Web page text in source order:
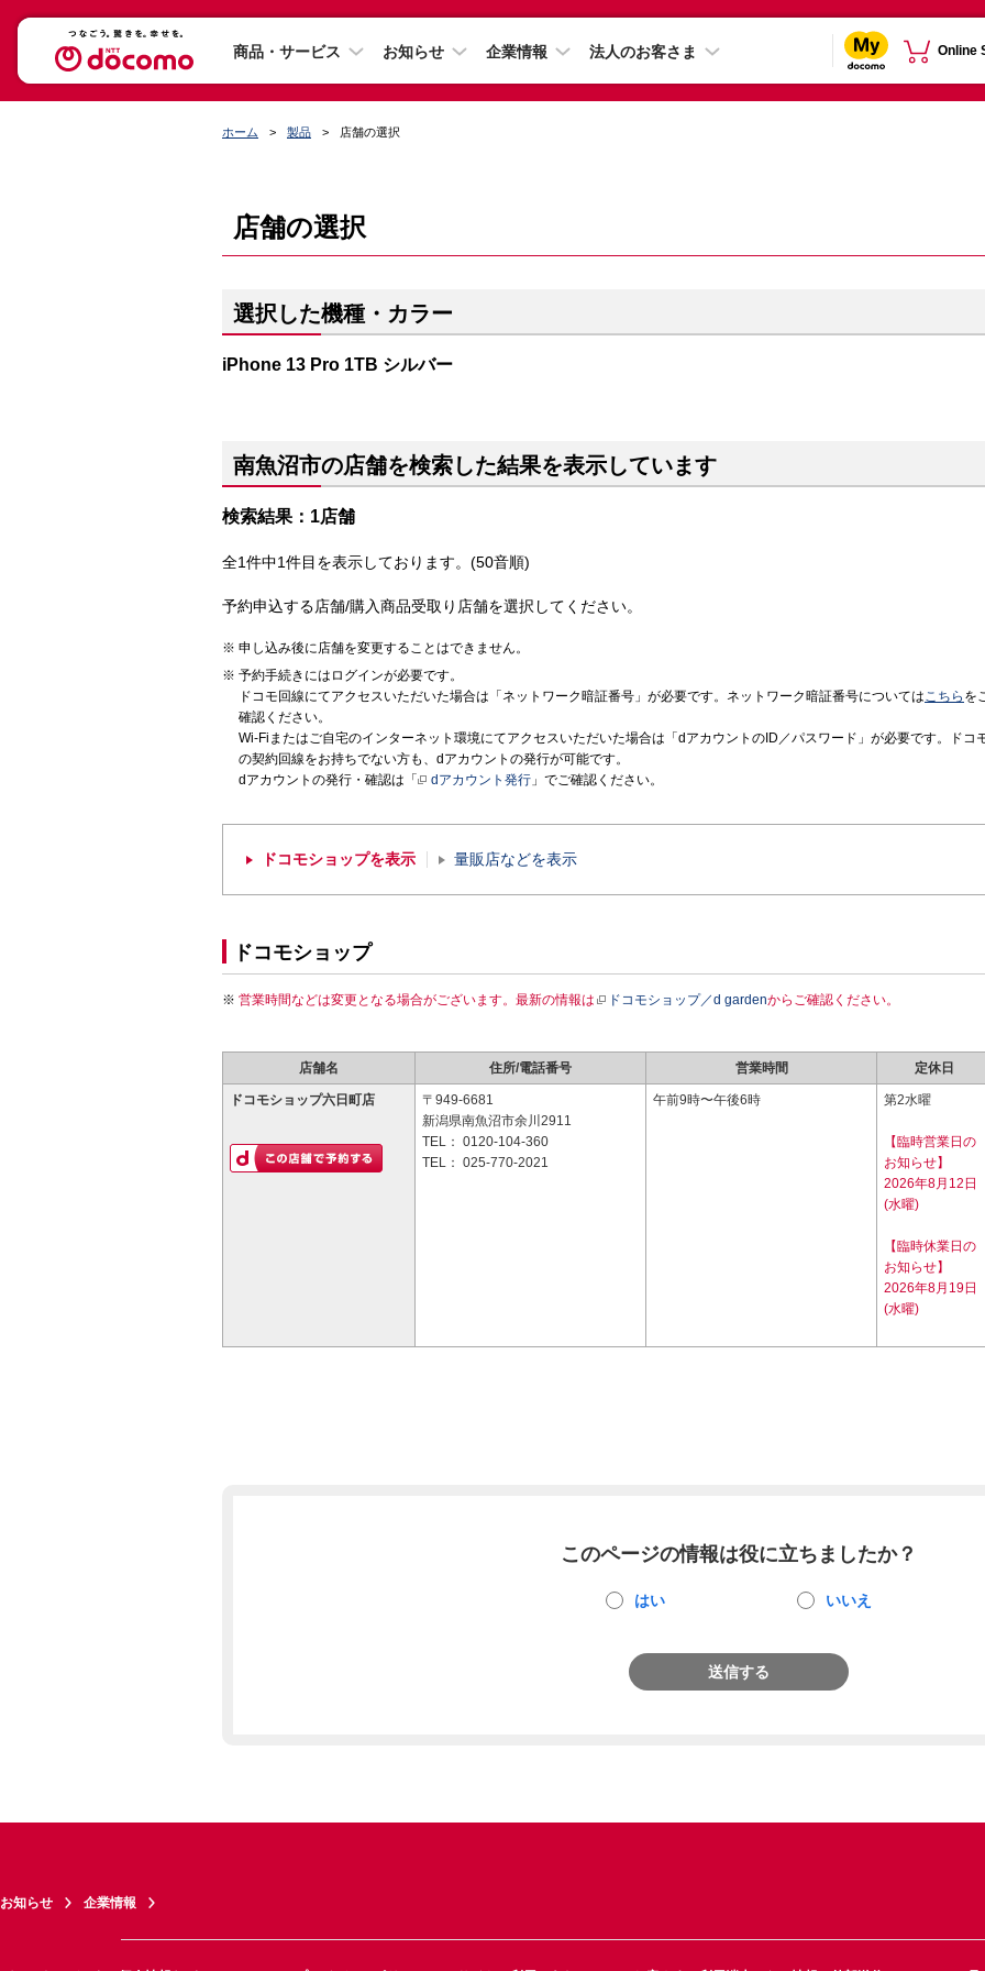
商品・サービス お知らせ 企業情報 法人のお客さま Online
ホーム 製品 店舗の選択
店舗の選択
選択した機種・カラー
iPhone 13 Pro 1TB シルバー
南魚沼市の店舗を検索した結果を表示しています
検索結果：1店舗
全1件中1件目を表示しております。(50音順)
予約申込する店舗/購入商品受取り店舗を選択してください。
申し込み後に店舗を変更することはできません。
予約手続きにはログインが必要です。
ドコモ回線にてアクセスいただいた場合は「ネットワーク暗証番号」が必要です。ネットワーク暗証番号についてはこちら を
確認ください。
Wi-Fiまたはご自宅のインターネット環境にてアクセスいただいた場合は「dアカウントのID／パスワード」が必要です。ドコ
の契約回線をお持ちでない方も、dアカウントの発行が可能です。
dアカウントの発行・確認は「
dアカウント発行 」でご確認ください。
ドコモショップを表示 量販店などを表示
ドコモショップ
営業時間などは変更となる場合がございます。最新の情報は ドコモショップ／d gardenからご確認ください。
店舗名 住所/電話番号 営業時間 定休日
ドコモショップ六日町店
〒949-6681
新潟県南魚沼市余川2911
TEL： 0120-104-360
TEL： 025-770-2021
午前9時〜午後6時 第2水曜
【臨時営業日の
お知らせ】
2026年8月12日
(水曜)
【臨時休業日の
お知らせ】
2026年8月19日
(水曜)
このページの情報は役に立ちましたか？
はい いいえ
送信する
お知らせ 企業情報